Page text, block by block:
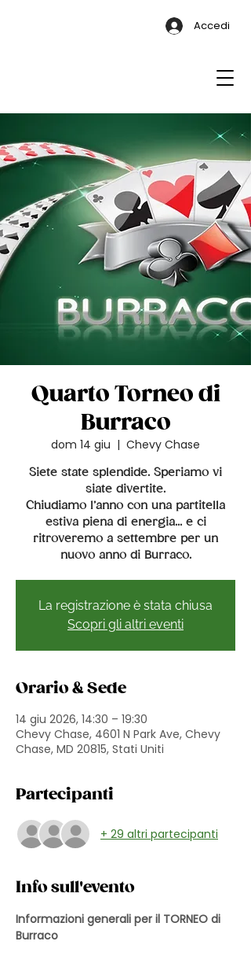
Accedi
Quarto Torneo di
Burraco
dom 14 giu
  |
Chevy Chase
Siete state splendide. Speriamo vi
siate divertite.
Chiudiamo l’anno con una partitella
estiva piena di energia… e ci
ritroveremo a settembre per un
nuovo anno di Burraco.
La registrazione è stata chiusa
Scopri gli altri eventi
Orario & Sede
14 giu 2026, 14:30 – 19:30
Chevy Chase, 4601 N Park Ave, Chevy
Chase, MD 20815, Stati Uniti
Partecipanti
+ 29 altri partecipanti
Info sull'evento
Informazioni generali per il TORNEO di
Burraco